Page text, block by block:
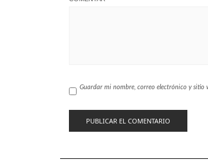
Guardar mi nombre, correo electrónico y sitio